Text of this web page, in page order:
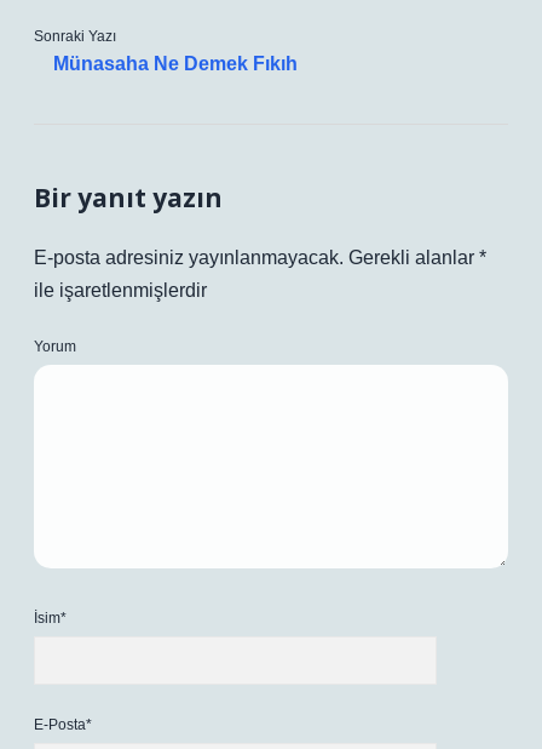
Sonraki Yazı
Münasaha Ne Demek Fıkıh
Bir yanıt yazın
E-posta adresiniz yayınlanmayacak. Gerekli alanlar *
ile işaretlenmişlerdir
Yorum
İsim*
E-Posta*